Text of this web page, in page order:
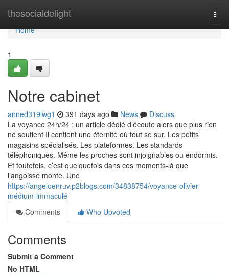
thesocialdelight
Home
Home
1
Notre cabinet
anned319lwg1 391 days ago News
Discuss
La voyance 24h/24 : un article dédié d’écoute alors que plus rien
ne soutient Il contient une éternité où tout se sur. Les petits
magasins spécialisés. Les plateformes. Les standards
téléphoniques. Même les proches sont injoignables ou endormis.
Et toutefois, c’est quelquefois dans ces moments-là que
l’angoisse monte. Une
https://angeloenruv.p2blogs.com/34838754/voyance-olivier-
médium-immaculé
Comments
Who Upvoted
Comments
Submit a Comment
No HTML